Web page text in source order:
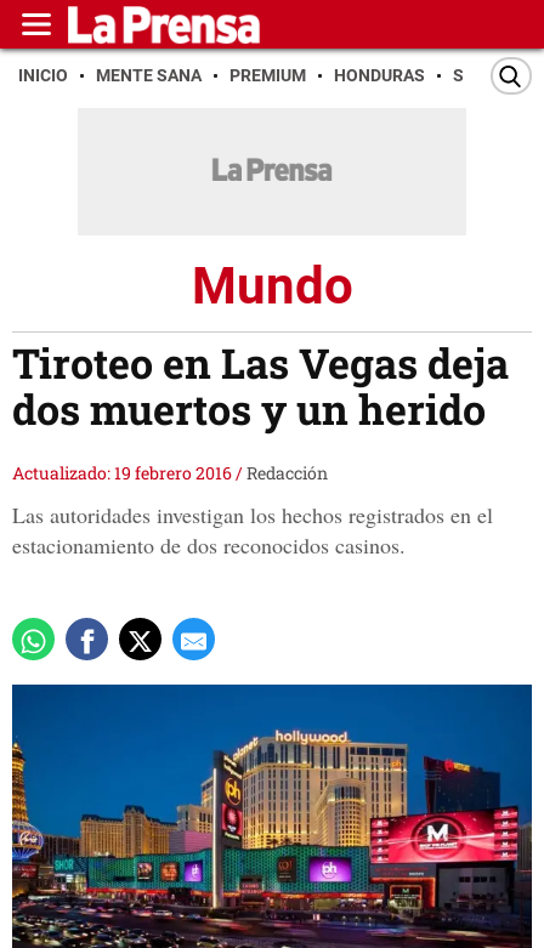
INICIO MENTE SANA PREMIUM HONDURAS SAN PEDRO
Mundo
Tiroteo en Las Vegas deja
dos muertos y un herido
Actualizado: 19 febrero 2016/Redacción
Las autoridades investigan los hechos registrados en el
estacionamiento de dos reconocidos casinos.